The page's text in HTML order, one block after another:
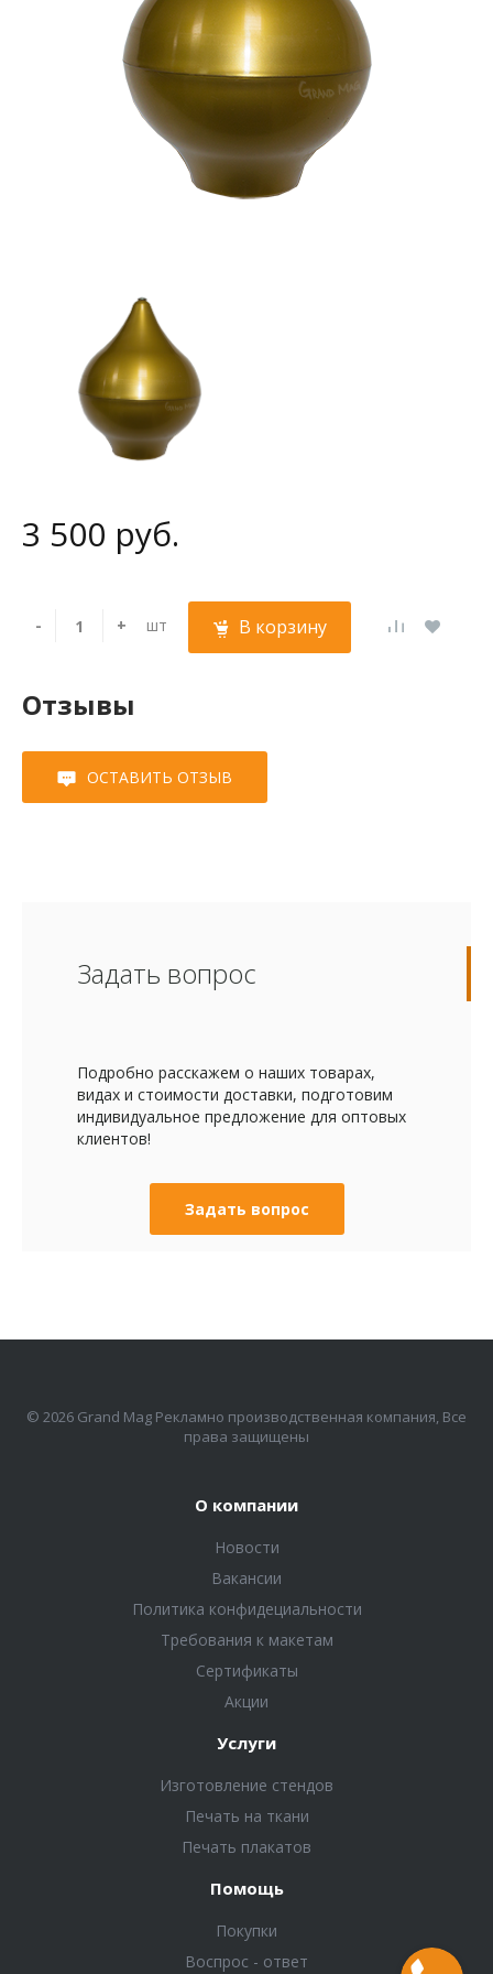
3 500 руб.
- + шт В корзину
Отзывы
ОСТАВИТЬ ОТЗЫВ
Задать вопрос
Подробно расскажем о наших товарах,
видах и стоимости доставки, подготовим
индивидуальное предложение для оптовых
клиентов!
Задать вопрос
© 2026 Grand Mag Рекламно производственная компания, Все
права защищены
О компании
Новости
Вакансии
Политика конфидециальности
Требования к макетам
Сертификаты
Акции
Услуги
Изготовление стендов
Печать на ткани
Печать плакатов
Помощь
Покупки
Воспрос - ответ